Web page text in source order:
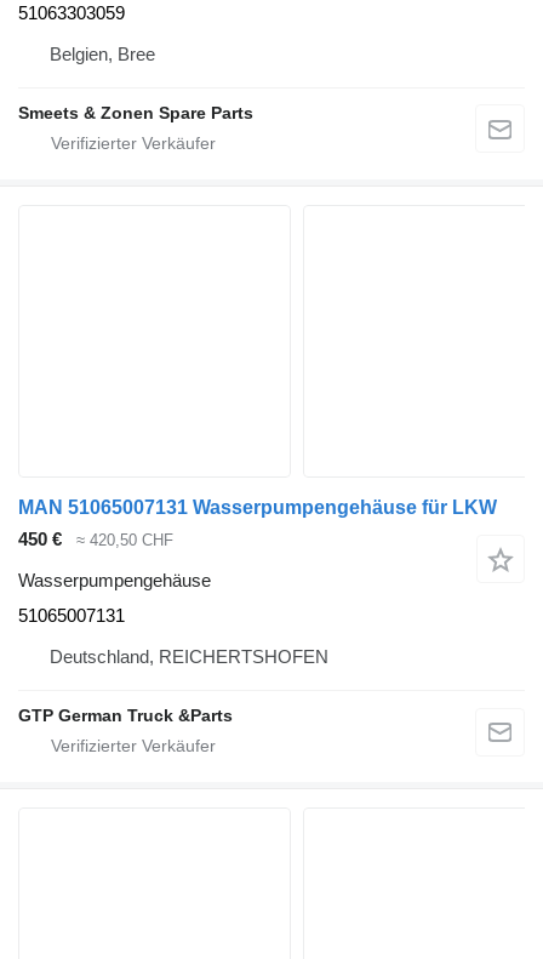
51063303059
Belgien, Bree
Smeets & Zonen Spare Parts
MAN 51065007131 Wasserpumpengehäuse für LKW
450 €
≈ 420,50 CHF
Wasserpumpengehäuse
51065007131
Deutschland, REICHERTSHOFEN
GTP German Truck &Parts